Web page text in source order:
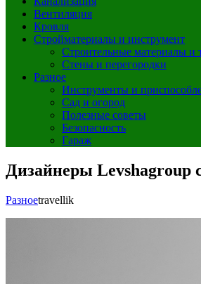
Вентиляция
Кровля
Стройматериалы и инструмент
Строительные материалы и
Стены и перегородки
Разное
Инструменты и
Сад и огород
Полезные советы
Безопасность
Гараж
Дизайнеры Levshagroup
Разноеtravellik